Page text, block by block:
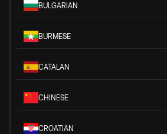
BULGARIAN
BURMESE
CATALAN
CHINESE
CROATIAN